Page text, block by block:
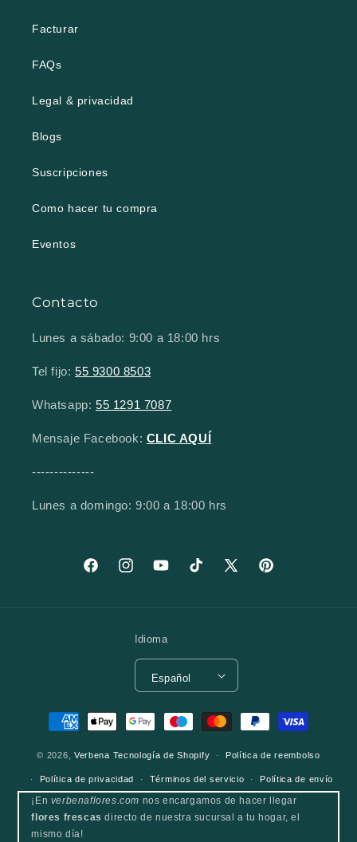
Facturar
FAQs
Legal & privacidad
Blogs
Suscripciones
Como hacer tu compra
Eventos
Contacto
Lunes a sábado: 9:00 a 18:00 hrs
Tel fijo: 55 9300 8503
Whatsapp: 55 1291 7087
Mensaje Facebook: CLIC AQUÍ
--------------
Lunes a domingo: 9:00 a 18:00 hrs
FacebookInstagramYouTubeTikTok X (Twitter)Pinterest
Idioma
Español
Formas de pago
© 2026, Verbena Tecnología de Shopify Política de reembolso
Política de privacidad Términos del servicio Política de envío
¡En verbenaflores.com nos encargamos de hacer llegar
flores frescas directo de nuestra sucursal a tu hogar, el
mismo día!